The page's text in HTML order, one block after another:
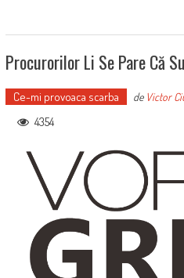
Procurorilor Li Se Pare Că
Ce-mi provoaca scarba de Victor
4354